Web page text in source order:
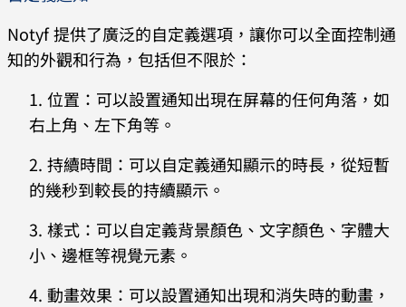
Notyf 提供了廣泛的自定義選項，讓你可以全面控制通
知的外觀和行為，包括但不限於：
位置：可以設置通知出現在屏幕的任何角落，如
右上角、左下角等。
持續時間：可以自定義通知顯示的時長，從短暫
的幾秒到較長的持續顯示。
樣式：可以自定義背景顏色、文字顏色、字體大
小、邊框等視覺元素。
動畫效果：可以設置通知出現和消失時的動畫，